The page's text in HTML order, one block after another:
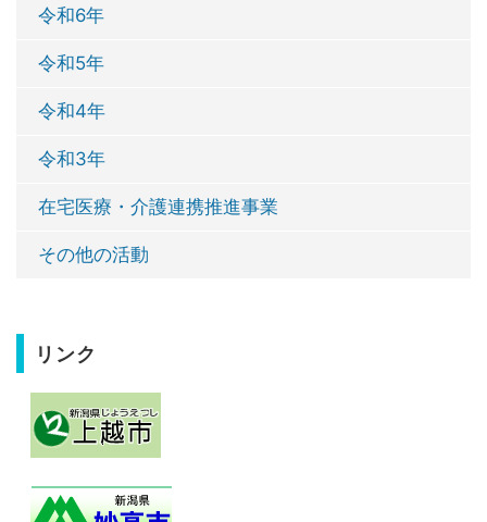
令和6年
令和5年
令和4年
令和3年
在宅医療・介護連携推進事業
その他の活動
リンク